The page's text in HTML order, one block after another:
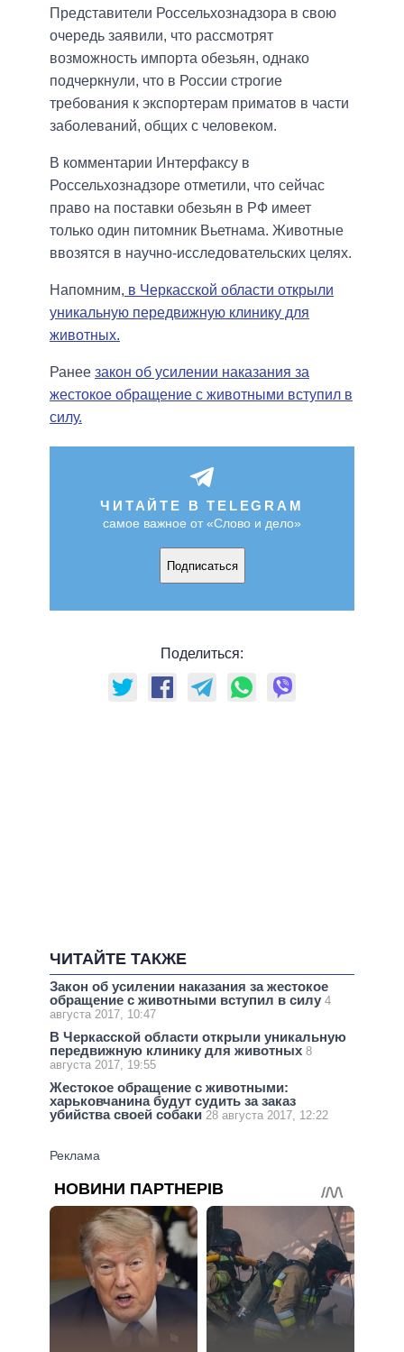
Представители Россельхознадзора в свою
очередь заявили, что рассмотрят
возможность импорта обезьян, однако
подчеркнули, что в России строгие
требования к экспортерам приматов в части
заболеваний, общих с человеком.
В комментарии Интерфаксу в
Россельхознадзоре отметили, что сейчас
право на поставки обезьян в РФ имеет
только один питомник Вьетнама. Животные
ввозятся в научно-исследовательских целях.
Напомним, в Черкасской области открыли
уникальную передвижную клинику для
животных.
Ранее закон об усилении наказания за
жестокое обращение с животными вступил в
силу.
ЧИТАЙТЕ В TELEGRAM
самое важное от «Слово и дело»
Подписаться
Поделиться:
ЧИТАЙТЕ ТАКЖЕ
Закон об усилении наказания за жестокое
обращение с животными вступил в силу 4
августа 2017, 10:47
В Черкасской области открыли уникальную
передвижную клинику для животных 8
августа 2017, 19:55
Жестокое обращение с животными:
харьковчанина будут судить за заказ
убийства своей собаки 28 августа 2017, 12:22